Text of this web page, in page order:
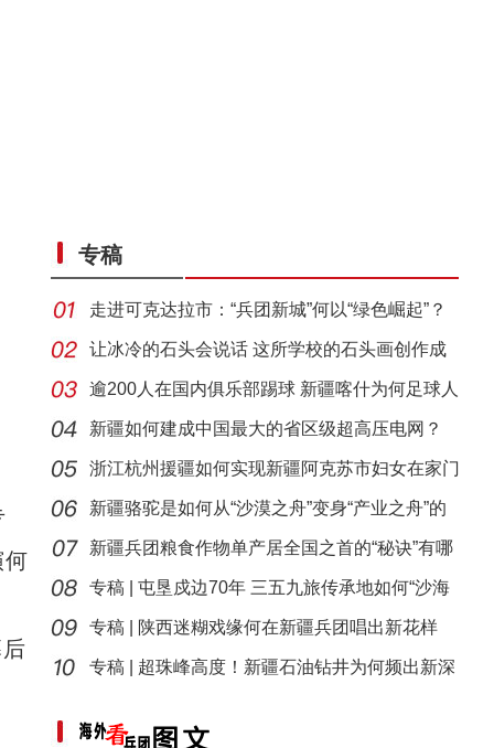
何
专稿
走进可克达拉市：“兵团新城”何以“绿色崛起”？
让冰冷的石头会说话 这所学校的石头画创作成
特色名
逾200人在国内俱乐部踢球 新疆喀什为何足球人
才济
新疆如何建成中国最大的省区级超高压电网？
浙江杭州援疆如何实现新疆阿克苏市妇女在家门
口创
新疆骆驼是如何从“沙漠之舟”变身“产业之舟”的
新疆兵团粮食作物单产居全国之首的“秘诀”有哪
些
专稿 | 屯垦戍边70年 三五九旅传承地如何“沙海
播
专稿 | 陕西迷糊戏缘何在新疆兵团唱出新花样
专稿 | 超珠峰高度！新疆石油钻井为何频出新深